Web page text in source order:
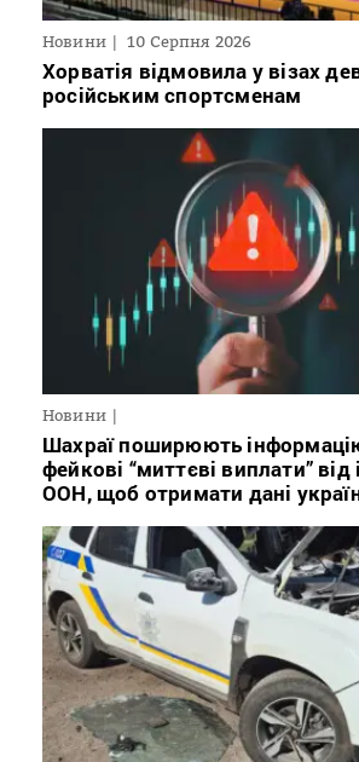
Новини 10 Серпня 2026
Хорватія відмовила у візах
російським спортсменам
Новини
Шахраї поширюють
фейкові “миттєві виплати”
ООН, щоб отримати дані